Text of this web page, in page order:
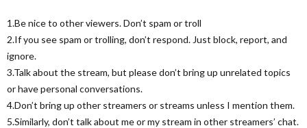
1.Be nice to other viewers. Don’t spam or troll
2.If you see spam or trolling, don’t respond. Just block, report, and
ignore.
3.Talk about the stream, but please don’t bring up unrelated topics
or have personal conversations.
4.Don’t bring up other streamers or streams unless I mention them.
5.Similarly, don’t talk about me or my stream in other streamers’ chat.